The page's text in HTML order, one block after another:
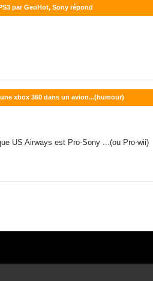
par GeoHot, Sony répond
xbox 360 dans un avion...(humour)
US Airways est Pro-Sony ...(ou Pro-wii)